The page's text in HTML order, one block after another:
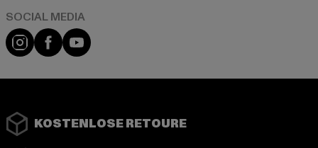
Instagram
FacebookYouTube
KOSTENLOSE RETOURE